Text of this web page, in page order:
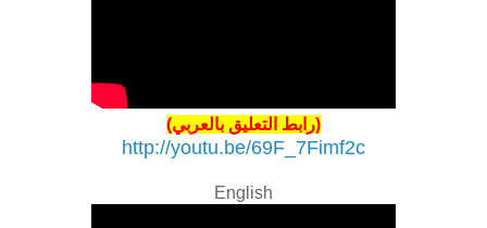
(رابط التعليق بالعربي)
http://youtu.be/69F_7Fimf2c
English